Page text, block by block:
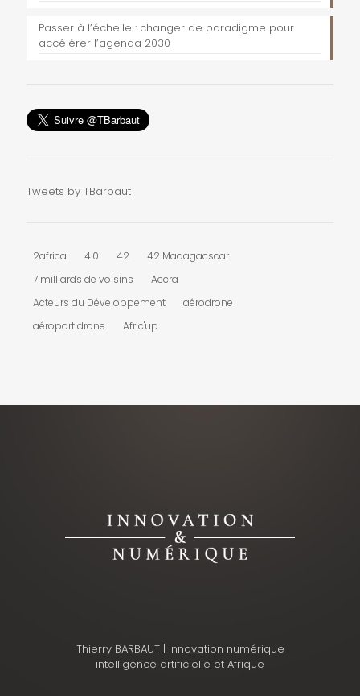
Passer à l’échelle : changer de paradigme pour
accélérer l’agenda 2030
Tweets by TBarbaut
2africa 4.0 42
42 Madagacscar
7 milliards de voisins
Accra
Acteurs du Développement
aérodrone
aéroport drone
Afric'up
Thierry BARBAUT | Innovation numérique
intelligence artificielle et Afrique